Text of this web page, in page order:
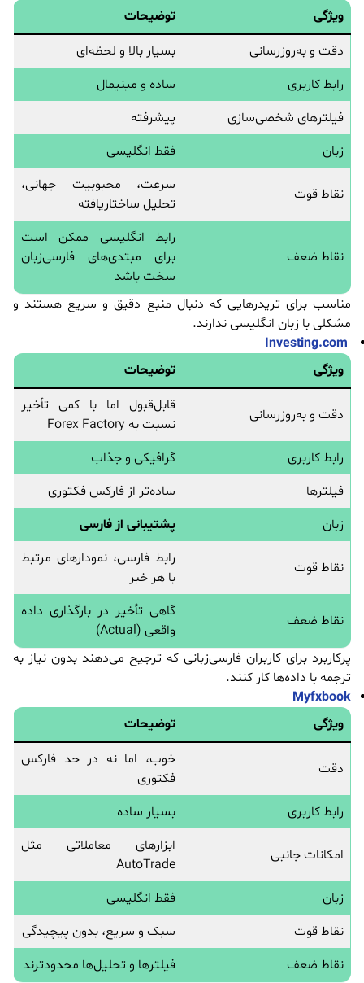
ویژگی
توضیحات
دقت و به‌روزرسانی
بسیار بالا و لحظه‌ای
رابط کاربری
ساده و مینیمال
فیلترهای شخصی‌سازی
پیشرفته
زبان
فقط انگلیسی
نقاط قوت
سرعت، محبوبیت جهانی،
تحلیل ساختاریافته
نقاط ضعف
رابط انگلیسی ممکن است
برای مبتدی‌های فارسی‌زبان
سخت باشد
مناسب برای تریدرهایی که دنبال منبع دقیق و سریع هستند و
مشکلی با زبان انگلیسی ندارند.
Investing.com
ویژگی
توضیحات
دقت و به‌روزرسانی
قابل‌قبول اما با کمی تأخیر
نسبت به Forex Factory
رابط کاربری
گرافیکی و جذاب
فیلترها
ساده‌تر از فارکس فکتوری
زبان
پشتیبانی از فارسی
نقاط قوت
رابط فارسی، نمودارهای مرتبط
با هر خبر
نقاط ضعف
گاهی تأخیر در بارگذاری داده
واقعی (Actual)
پرکاربرد برای کاربران فارسی‌زبانی که ترجیح می‌دهند بدون نیاز به
ترجمه با داده‌ها کار کنند.
Myfxbook
ویژگی
توضیحات
دقت
خوب، اما نه در حد فارکس
فکتوری
رابط کاربری
بسیار ساده
امکانات جانبی
ابزارهای معاملاتی مثل
AutoTrade
زبان
فقط انگلیسی
نقاط قوت
سبک و سریع، بدون پیچیدگی
نقاط ضعف
فیلترها و تحلیل‌ها محدودترند